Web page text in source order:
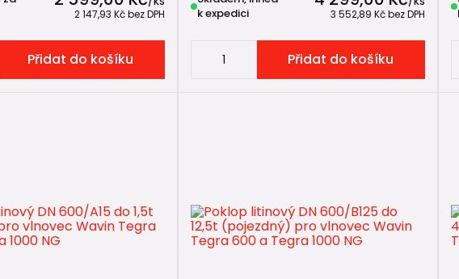
do kanalizace
adaptéry Wavin Tegra 600umožňují přizpůsobit šachtu jak
dosažení správné nosnosti je zásadní, aby zatížení nebylo přenášeno
adaptéru.
2 147,93 Kčbez DPH
Přidat do košíku
3 552,89 Kčbez DPH
k expedici
Přidat do košíku